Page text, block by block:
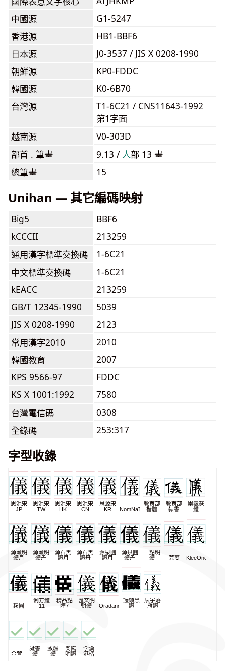
中國源
G1-5247
香港源
HB1-BBF6
日本源
J0-3537 / JIS X 0208-1990
朝鮮源
KP0-FDDC
韓國源
K0-6B70
台灣源
T1-6C21 / CNS11643-1992
第1字面
越南源
V0-303D
部首 . 筆畫
9.13 / ⼈部 13 畫
總筆畫
15
Unihan — 其它編碼映射
Big5
BBF6
kCCCII
213259
通用漢字標準交換碼
1-6C21
中文標準交換碼
1-6C21
kEACC
213259
GB/T 12345-1990
5039
JIS X 0208-1990
2123
常用漢字2010
2010
韓國教育
2007
KPS 9566-97
FDDC
KS X 1001:1992
7580
台灣電信碼
0308
全錄碼
253:317
字型收錄
思源宋
JP
思源宋
TW
思源宋
HK
思源宋
CN
思源宋
KR
NomNaTong
教育部
楷體
教育部
隸書
崇羲篆
體
源流明
體月
源流明
體丹
源石黑
體月
源石黑
體丹
源泉圓
體月
源泉圓
體丹
一點明
體
芫荽 KleeOne
粉圓
俐方體
11
精品點
陣7
匯文明
朝體
Oradano
饅頭黑
體
辰宇落
雁體
金萱
凝書
體
激燃
體
蘭陽
明體
李漢
港楷